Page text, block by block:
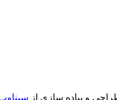
و پیاده سازی از